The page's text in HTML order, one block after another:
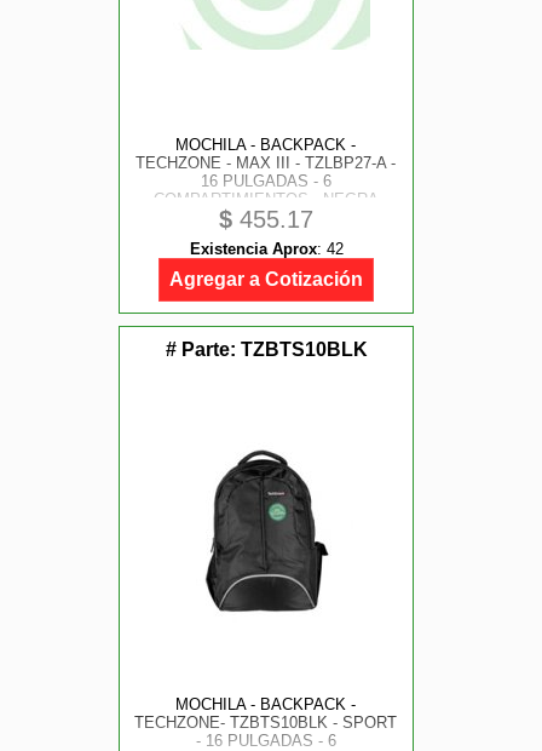
MOCHILA - BACKPACK -
TECHZONE - MAX III - TZLBP27-A -
16 PULGADAS - 6
COMPARTIMIENTOS - NEGRA
$ 455.17
Existencia Aprox: 42
Agregar a Cotización
# Parte: TZBTS10BLK
MOCHILA - BACKPACK -
TECHZONE- TZBTS10BLK - SPORT
- 16 PULGADAS - 6